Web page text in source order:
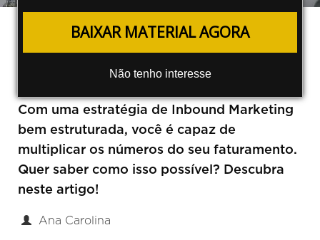
BAIXAR MATERIAL AGORA
Não tenho interesse
Como Vender 400% a Mais em Seu
Negócio com Inbound Marketing
Com uma estratégia de Inbound Marketing
bem estruturada, você é capaz de
multiplicar os números do seu faturamento.
Quer saber como isso possível? Descubra
neste artigo!
Ana Carolina